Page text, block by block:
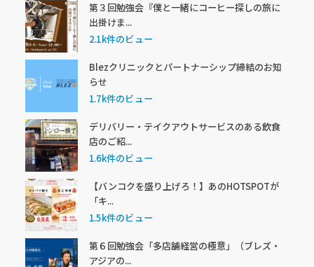
第３回勉強会『僕と一緒にコーヒー探しの旅に
出掛けま...
2.1k件のビュー
Blezクリニックとパートナーシップ締結のお知
らせ
1.7k件のビュー
デリバリー・テイクアウトサービスのある飲食
店のご紹...
1.6k件のビュー
【バンコクを盛り上げろ！】あのHOTSPOTが
「キ...
1.5k件のビュー
第６回勉強会「多店舗経営の極意」（ブレズ・
アジアの...